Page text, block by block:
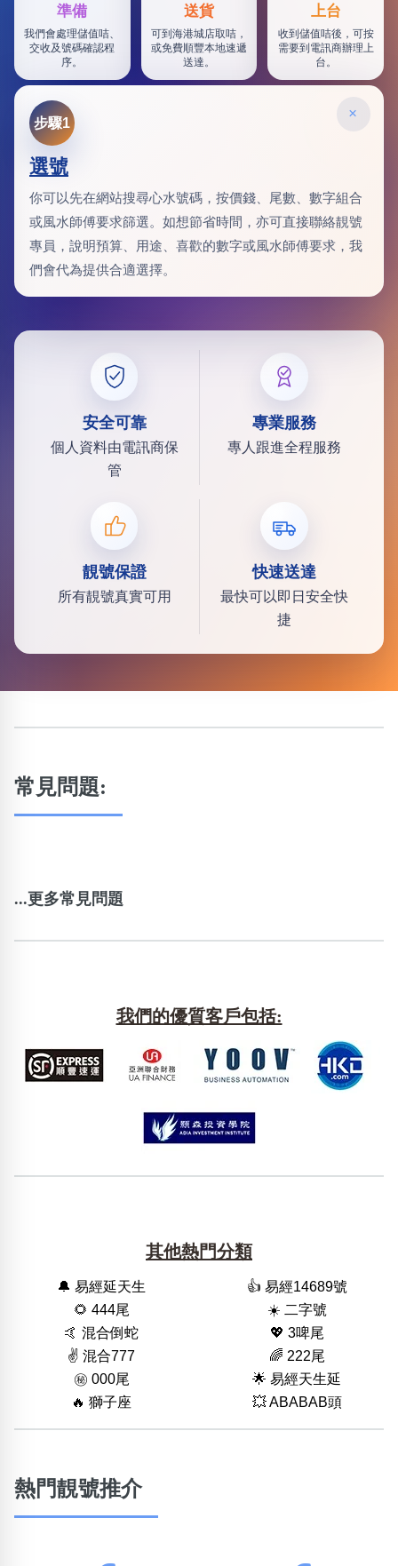
準備
我們會處理儲值咭、
交收及號碼確認程
序。
送貨
可到海港城店取咭，
或免費順豐本地速遞
送達。
上台
收到儲值咭後，可按
需要到電訊商辦理上
台。
×
步驟1
選號
你可以先在網站搜尋心水號碼，按價錢、尾數、數字組合
或風水師傅要求篩選。如想節省時間，亦可直接聯絡靚號
專員，說明預算、用途、喜歡的數字或風水師傅要求，我
們會代為提供合適選擇。
安全可靠
個人資料由電訊商保
管
專業服務
專人跟進全程服務
靚號保證
所有靚號真實可用
快速送達
最快可以即日安全快
捷
常見問題:
...更多常見問題
我們的優質客戶包括:
其他熱門分類
🔔 易經延天生
👍 易經14689號
🌻 444尾
☀️ 二字號
🤙 混合倒蛇
💖 3啤尾
✌️ 混合777
🌈 222尾
㊙️ 000尾
🌟 易經天生延
🔥 獅子座
💥 ABABAB頭
熱門靚號推介